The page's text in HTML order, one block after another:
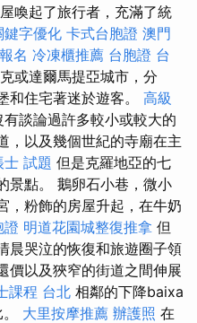
喚起了旅行者，充滿了統
鍵字優化 卡式台胞證 澳門
名 冷凍櫃推薦 台胞證 台
或達爾馬提亞城市，分
和住宅著迷於遊客。 高級
談論過許多較小或較大的
，以及幾個世紀的寺廟在主
士 試題 但是克羅地亞的七
景點。 鵝卵石小巷，微小
，粉飾的房屋升起，在牛奶
證 明道花園城整復推拿 但
晨哭泣的恢復和旅遊圈子領
價以及狹窄的街道之間伸展
課程 台北 相鄰的下降baixa
大里按摩推薦 辦護照 在